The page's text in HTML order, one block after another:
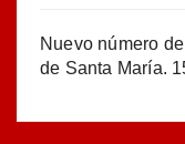
Nuevo número
de Santa María.